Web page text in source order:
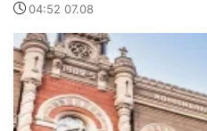
04:52 07.08